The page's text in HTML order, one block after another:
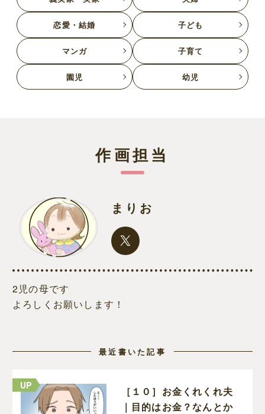
恋愛・結婚 子ども
マンガ 子育て
園児 幼児
作画担当
まりお
2児の母です
よろしくお願いします！
最近書いた記事
［１０］お金くれくれ夫
｜目的はお金？なんとか